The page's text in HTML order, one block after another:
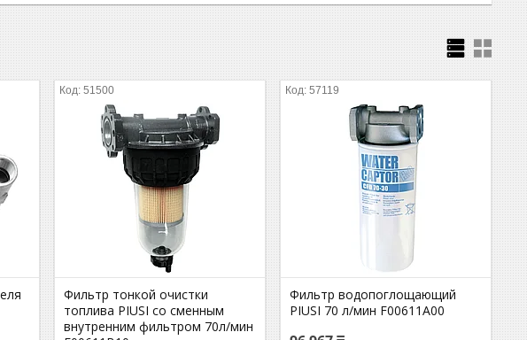
51500
Фильтр тонкой очистки
топлива PIUSI со сменным
внутренним фильтром 70л/мин
57119
Фильтр водопоглощающий
PIUSI 70 л/мин F00611A00